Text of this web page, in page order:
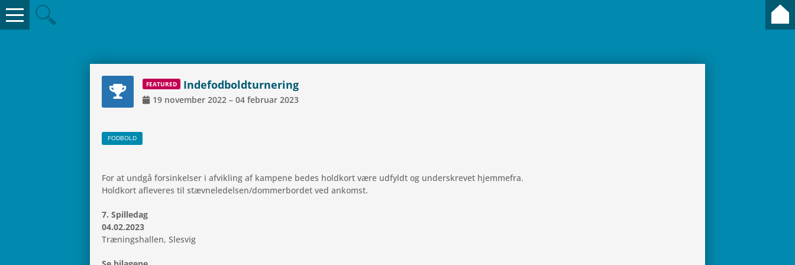
FEA­TU­RED Inde­fod­bold­t­ur­ne­ring
19 novem­ber 2022 – 04 februar 2023
FOD­BOLD
For at undgå for­sin­kel­ser i afvik­ling af kam­pene bedes hold­kort være udfyldt og under­skre­vet hjemmefra.
Hold­kort afle­ve­res til stævneledelsen/dommerbordet ved ankomst.
7. Spil­le­dag
04.02.2023
Træ­nings­hal­len, Slesvig